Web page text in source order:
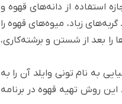
استفاده از دانه‌های قهوه و
زباد، میوه‌های قهوه را
را بعد از شستن و برشته‌کاری،
تا اینکه سال ۱۹۹۱ یک تاجر قهوه بریتانیایی به نام تونی وایلد آن را به
این روش تهیه قهوه در برنامه